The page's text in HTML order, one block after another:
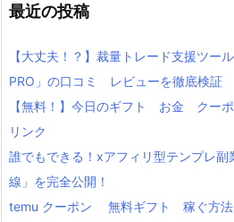
最近の投稿
【大丈夫！？】裁量トレード支援ツー
PRO」の口コミ レビューを徹底検証
【無料！】今日のギフト お金 ク
リンク
誰でもできる！xアフィリ型テンプレ
線」を完全公開！
temu クーポン 無料ギフト 稼ぐ方法